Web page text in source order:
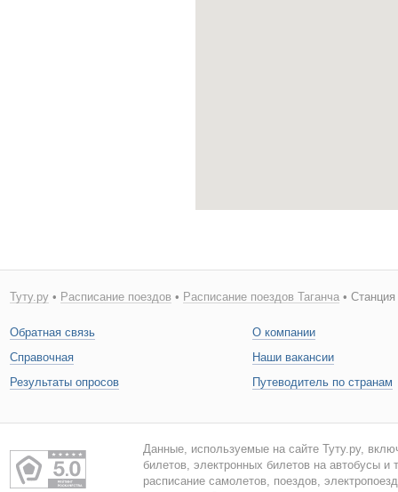
Туту.ру• Расписание поездов • Расписание поездов Таганча• Станция
Обратная связь
Справочная
Результаты опросов
О компании
Наши вакансии
Путеводитель по странам
Данные, используемые на сайте Туту.ру,
билетов, электронных билетов на автобусы и
расписание самолетов, поездов,